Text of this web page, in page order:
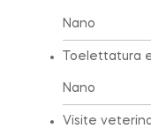
Nano
Toelettatura
Nano
Visite